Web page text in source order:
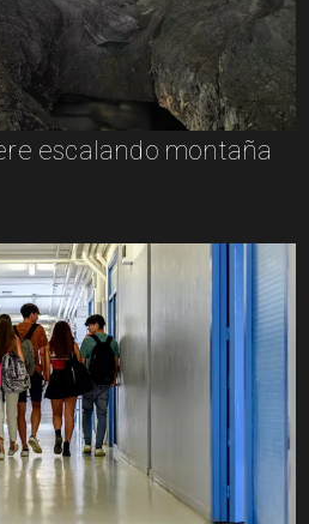
escalando montaña